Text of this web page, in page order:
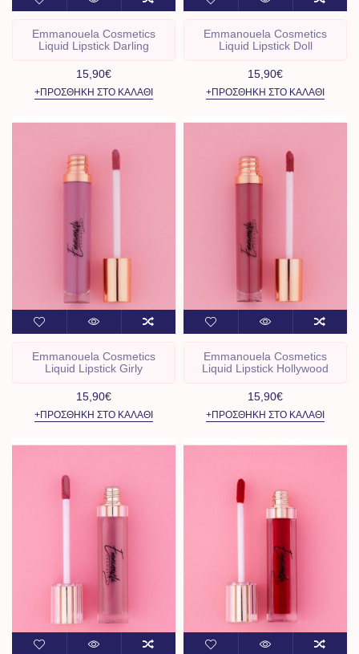
Emmanouela Cosmetics
Liquid Lipstick Darling
15,90€
+ΠΡΟΣΘΉΚΗ ΣΤΟ ΚΑΛΆΘΙ
Emmanouela Cosmetics
Liquid Lipstick Doll
15,90€
+ΠΡΟΣΘΉΚΗ ΣΤΟ ΚΑΛΆΘΙ
Emmanouela Cosmetics
Liquid Lipstick Girly
15,90€
+ΠΡΟΣΘΉΚΗ ΣΤΟ ΚΑΛΆΘΙ
Emmanouela Cosmetics
Liquid Lipstick Hollywood
15,90€
+ΠΡΟΣΘΉΚΗ ΣΤΟ ΚΑΛΆΘΙ